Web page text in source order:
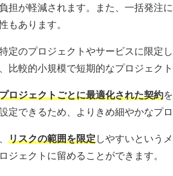
担が軽減されます。また、一括発注
もあります。
定のプロジェクトやサービスに限定
比較的小規模で短期的なプロジェクト
ロジェクトごとに最適化された契約
定できるため、よりきめ細やかなプ
リスクの範囲を限定しやすいという
ジェクトに留めることができます。